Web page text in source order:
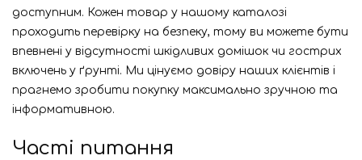
доступним. Кожен товар у нашому каталозі
проходить перевірку на безпеку, тому ви можете бути
впевнені у відсутності шкідливих домішок чи гострих
включень у ґрунті. Ми цінуємо довіру наших клієнтів і
прагнемо зробити покупку максимально зручною та
інформативною.
Часті питання